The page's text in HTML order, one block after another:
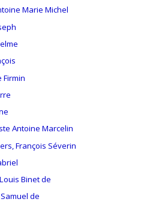
Marie Michel
Firmin
Antoine Marcelin
François Séverin
Binet de
de